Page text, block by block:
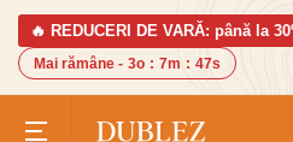
🔥 REDUCERI DE VARĂ: până la
Mai rămâne - 3o : 7m : 47s